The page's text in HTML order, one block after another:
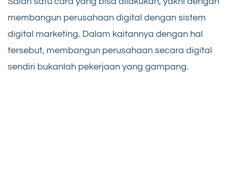
membangun perusahaan digital dengan sistem
digital marketing. Dalam kaitannya dengan hal
tersebut, membangun perusahaan secara digital
sendiri bukanlah pekerjaan yang gampang.